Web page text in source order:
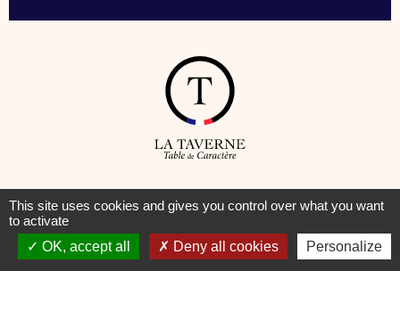
© Taverne – Table de Caractère — Mentions Légales
Pour votre santé, pratiquez une activité physique régulière
www.mangerbouger.fr
This site uses cookies and gives you control over what you want
to activate
OK, accept all
Deny all cookies Personalize